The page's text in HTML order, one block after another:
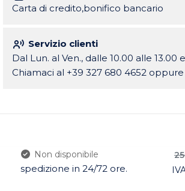
Carta di credito,bonifico bancario
Servizio clienti
Dal Lun. al Ven., dalle 10.00 alle 13.00
Chiamaci al +39 327 680 4652
Non disponibile
spedizione in 24/72 ore.